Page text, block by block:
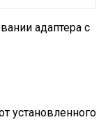
адаптера с
установленного